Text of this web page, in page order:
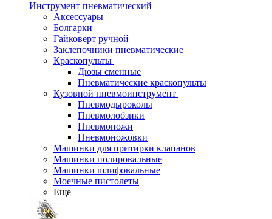
Инструмент пневматический
Аксессуары
Болгарки
Гайковерт ручной
Заклепочники пневматические
Краскопульты
Дюзы сменные
Пневматические краскопульты
Кузовной пневмоинструмент
Пневмодыроколы
Пневмолобзики
Пневмоножи
Пневмоножовки
Машинки для притирки клапанов
Машинки полировальные
Машинки шлифовальные
Моечные пистолеты
Еще